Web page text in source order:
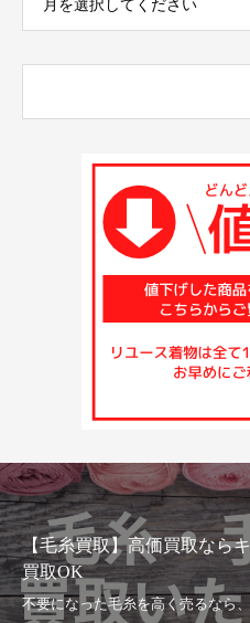
月を選択してください
オフ！全国対応・宅配